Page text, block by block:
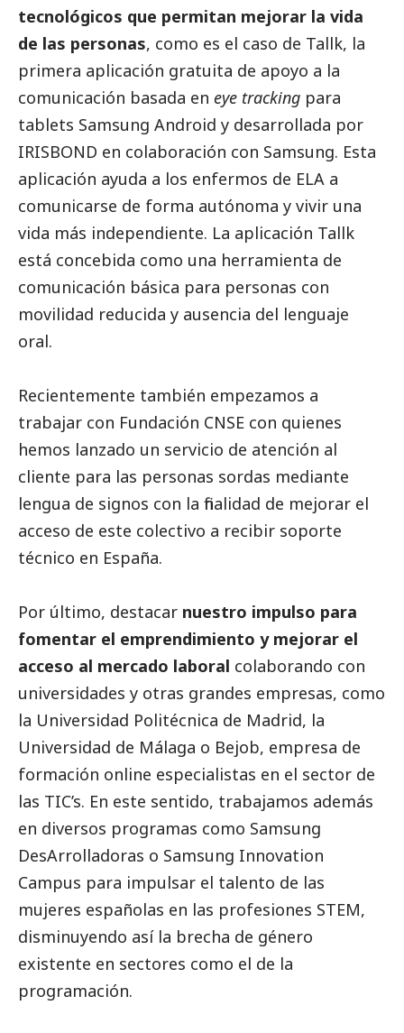
tecnológicos que permitan mejorar la vida
de las personas, como es el caso de Tallk, la
primera aplicación gratuita de apoyo a la
comunicación basada en eye tracking para
tablets Samsung Android y desarrollada por
IRISBOND en colaboración con Samsung. Esta
aplicación ayuda a los enfermos de ELA a
comunicarse de forma autónoma y vivir una
vida más independiente. La aplicación Tallk
está concebida como una herramienta de
comunicación básica para personas con
movilidad reducida y ausencia del lenguaje
oral.
Recientemente también empezamos a
trabajar con Fundación CNSE con quienes
hemos lanzado un servicio de atención al
cliente para las personas sordas mediante
lengua de signos con la finalidad de mejorar el
acceso de este colectivo a recibir soporte
técnico en España.
Por último, destacar nuestro impulso para
fomentar el emprendimiento y mejorar el
acceso al mercado laboral colaborando con
universidades y otras grandes empresas, como
la Universidad Politécnica de Madrid, la
Universidad de Málaga o Bejob, empresa de
formación online especialistas en el sector de
las TIC’s. En este sentido, trabajamos además
en diversos programas como Samsung
DesArrolladoras o Samsung Innovation
Campus para impulsar el talento de las
mujeres españolas en las profesiones STEM,
disminuyendo así la brecha de género
existente en sectores como el de la
programación.